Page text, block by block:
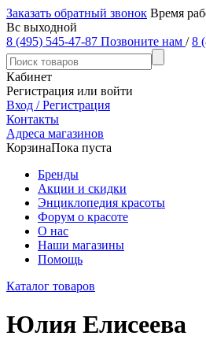
Заказать обратный звонок Время
Вс выходной
8 (495) 545-47-87 Позвоните нам / 8
Кабинет
Регистрация или войти
Вход / Регистрация
Контакты
Адреса магазинов
КорзинаПока пуста
Бренды
Акции и скидки
Энциклопедия красоты
Форум о красоте
О нас
Наши магазины
Помощь
Каталог товаров
Юлия Елисеева